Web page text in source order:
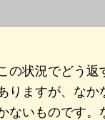
の状況でどう返
りますが、なか
ないものです。